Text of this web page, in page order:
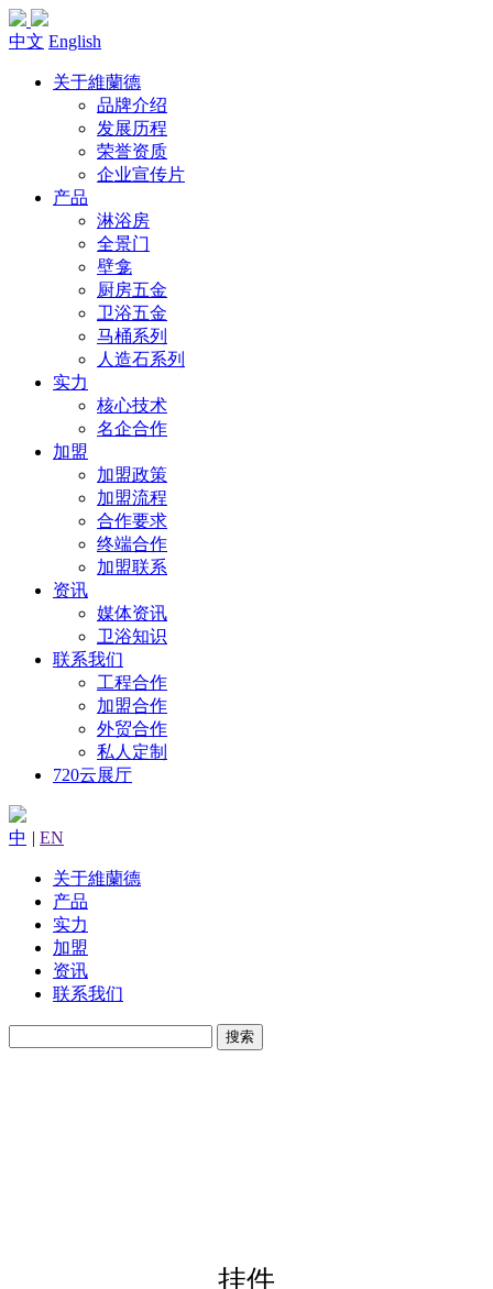
中文 English
关于維蘭德
品牌介绍
发展历程
荣誉资质
企业宣传片
产品
淋浴房
全景门
壁龛
厨房五金
卫浴五金
马桶系列
人造石系列
实力
核心技术
名企合作
加盟
加盟政策
加盟流程
合作要求
终端合作
加盟联系
资讯
媒体资讯
卫浴知识
联系我们
工程合作
加盟合作
外贸合作
私人定制
720云展厅
中 | EN
关于維蘭德
产品
实力
加盟
资讯
联系我们
搜索
挂件